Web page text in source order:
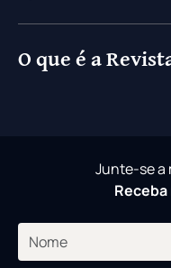
O que é a
Junte-se a